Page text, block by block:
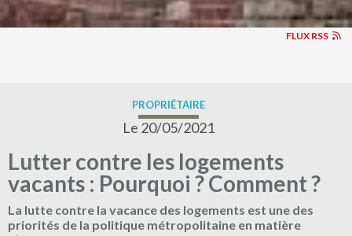
FLUX RSS
PROPRIÉTAIRE
Le 20/05/2021
Lutter contre les logements
vacants : Pourquoi ? Comment ?
La lutte contre la vacance des logements est une des
priorités de la politique métropolitaine en matière